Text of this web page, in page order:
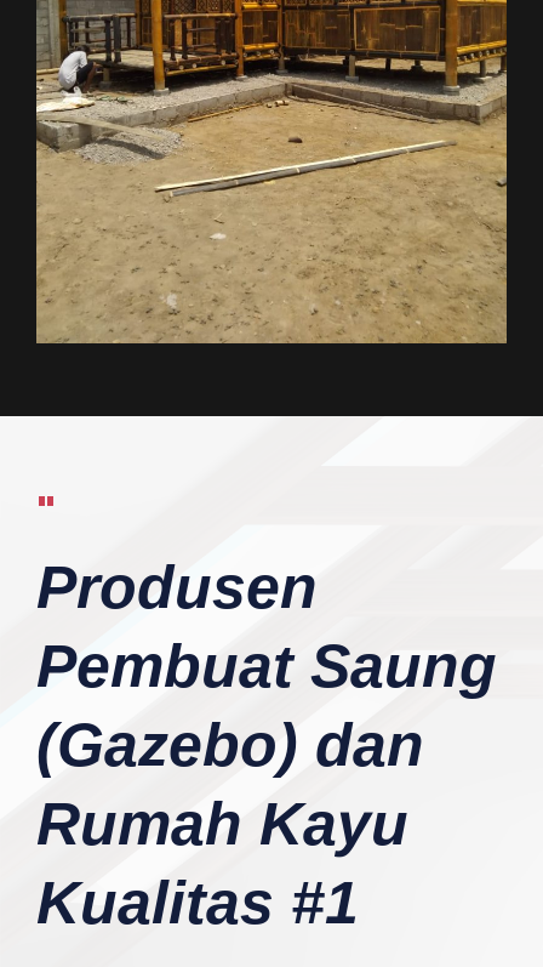
"
Produsen
Pembuat Saung
(Gazebo) dan
Rumah Kayu
Kualitas #1